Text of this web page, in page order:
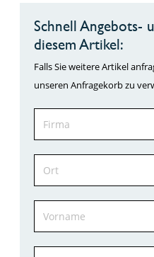
Schnell Angebots-
diesem Artikel:
Falls Sie weitere Artikel
unseren Anfragekorb zu